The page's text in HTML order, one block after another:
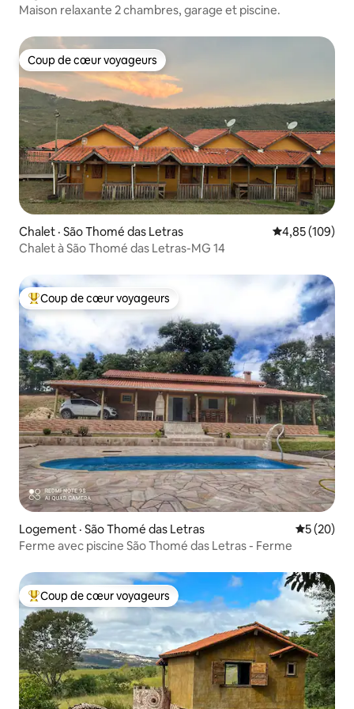
Maison relaxante 2 chambres, garage et piscine.
Coup de cœur voyageurs
Coup de cœur voyageurs
Chalet · São Thomé das Letras Note
4,85 (109)
Chalet à São Thomé das Letras-MG 14
Coup de cœur voyageurs parmi les plus aimés
Coup de cœur voyageurs
Logement · São Thomé das Letras Note
5 (20)
Ferme avec piscine São Thomé das Letras - Ferme
Coup de cœur voyageurs parmi les plus aimés
Coup de cœur voyageurs